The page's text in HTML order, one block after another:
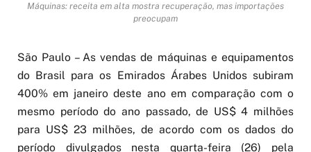
Máquinas: receita em alta mostra recuperação, mas importações
preocupam
São Paulo – As vendas de máquinas e equipamentos
do Brasil para os Emirados Árabes Unidos subiram
400% em janeiro deste ano em comparação com o
mesmo período do ano passado, de US$ 4 milhões
para US$ 23 milhões, de acordo com os dados do
período divulgados nesta quarta-feira (26) pela